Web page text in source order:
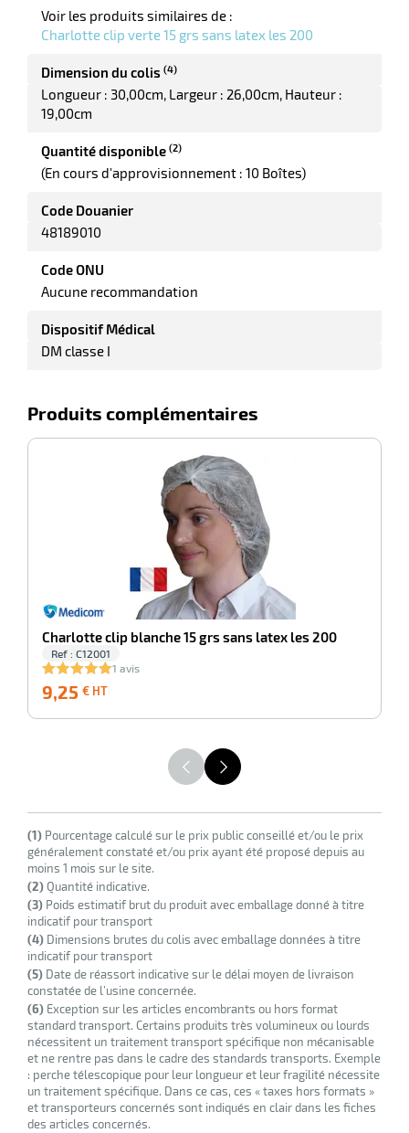
Voir les produits similaires de :
Charlotte clip verte 15 grs sans latex les 200
Dimension du colis (4)
Longueur : 30,00cm Largeur : 26,00cm Hauteur :
19,00cm
Quantité disponible (2)
(En cours d'approvisionnement : 10 Boîtes)
Code Douanier
48189010
Code ONU
Aucune recommandation
Dispositif Médical
DM classe I
Produits complémentaires
Charlotte clip blanche 15 grs sans latex les 200
Ref : C12001
1 avis
9,25 € HT
HT
(1) Pourcentage calculé sur le prix public conseillé et/ou le prix
généralement constaté et/ou prix ayant été proposé depuis au
moins 1 mois sur le site.
(2)Quantité indicative.
(3) Poids estimatif brut du produit avec emballage donné à titre
indicatif pour transport
(4) Dimensions brutes du colis avec emballage données à titre
indicatif pour transport
(5) Date de réassort indicative sur le délai moyen de livraison
constatée de l’usine concernée.
(6) Exception sur les articles encombrants ou hors format
standard transport. Certains produits très volumineux ou lourds
nécessitent un traitement transport spécifique non mécanisable
et ne rentre pas dans le cadre des standards transports. Exemple
: perche télescopique pour leur longueur et leur fragilité nécessite
un traitement spécifique. Dans ce cas, ces « taxes hors formats »
et transporteurs concernés sont indiqués en clair dans les fiches
des articles concernés.